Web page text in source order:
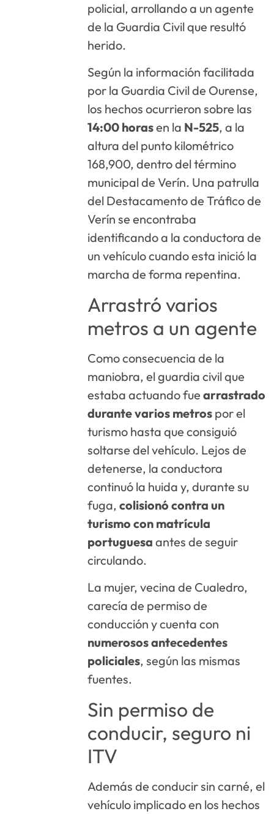
policial, arrollando a un agente
de la Guardia Civil que resultó
herido.
Según la información facilitada
por la Guardia Civil de Ourense,
los hechos ocurrieron sobre las
14:00 horasen la N-525, a la
altura del punto kilométrico
168,900, dentro del término
municipal de Verín. Una patrulla
del Destacamento de Tráfico de
Verín se encontraba
identificando a la conductora de
un vehículo cuando esta inició la
marcha de forma repentina.
Arrastró varios
metros a un agente
Como consecuencia de la
maniobra, el guardia civil que
estaba actuando fuearrastrado
durante varios metros por el
turismo hasta que consiguió
soltarse del vehículo. Lejos de
detenerse, la conductora
continuó la huida y, durante su
fuga,colisionó contra un
turismo con matrícula
portuguesa antes de seguir
circulando.
La mujer, vecina de Cualedro,
carecía de permiso de
conducción y cuenta con
numerosos antecedentes
policiales, según las mismas
fuentes.
Sin permiso de
conducir, seguro ni
ITV
Además de conducir sin carné, el
vehículo implicado en los hechos